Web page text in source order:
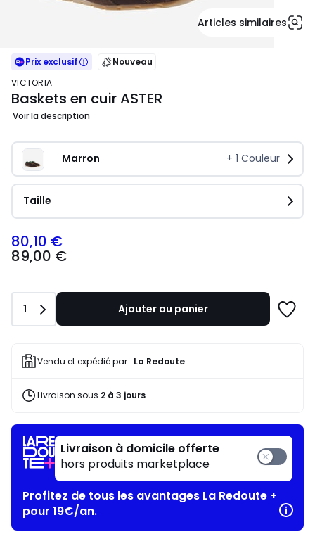
Articles similaires
Prix exclusif
Nouveau
VICTORIA
Baskets en cuir ASTER
Voir la description
Marron + 1 Couleur
Taille
89,00
€
programme
pour
80,10
80,10 €
89,00 €
Quantité
1 Ajouter au panier
Vendu et expédié par : La Redoute
Livraison sous 2 à 3 jours
Livraison à domicile offerte
hors produits marketplace
Profitez de tous les avantages La Redoute +
pour 19€/an.